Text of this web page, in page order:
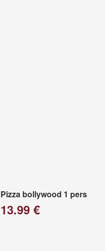
Pizza bollywood 1 pers
13.99 €